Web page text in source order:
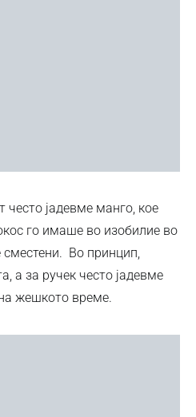
често јадевме манго, кое
го имаше во изобилие во
Во принцип,
а за ручек често јадевме
жешкото време.